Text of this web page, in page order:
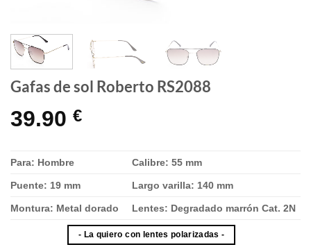
Gafas de sol Roberto RS2088
39.90 €
Para: Hombre Calibre: 55 mm
Puente: 19 mm Largo varilla: 140 mm
Montura: Metal dorado Lentes: Degradado marrón Cat. 2N
- La quiero con lentes polarizadas -